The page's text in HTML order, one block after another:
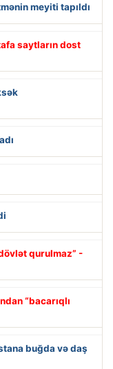
meyiti tapıldı
saytların dost
qurulmaz” -
“bacarıqlı
buğda və daş